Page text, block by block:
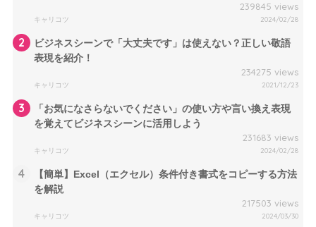
239845 views
キャリコツ 2024/02/28
2
ビジネスシーンで「大丈夫です」は使えない？正しい敬語
表現を紹介！
234275 views
キャリコツ 2021/12/23
3
「お気になさらないでください」の使い方や言い換え表現
を覚えてビジネスシーンに活用しよう
231683 views
キャリコツ 2024/02/28
4
【簡単】Excel（エクセル）条件付き書式をコピーする方法
を解説
217503 views
キャリコツ 2024/03/30